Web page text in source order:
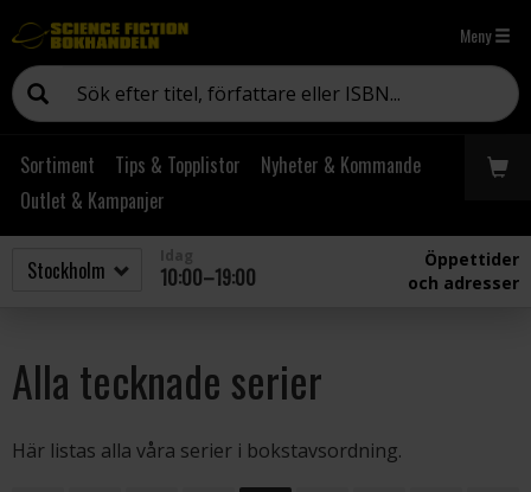
Meny
Sortiment Tips & Topplistor
Nyheter & Kommande
Outlet & Kampanjer
10:00–19:00
Öppettider
och adresser
Alla tecknade serier
Här listas alla våra serier i bokstavsordning.